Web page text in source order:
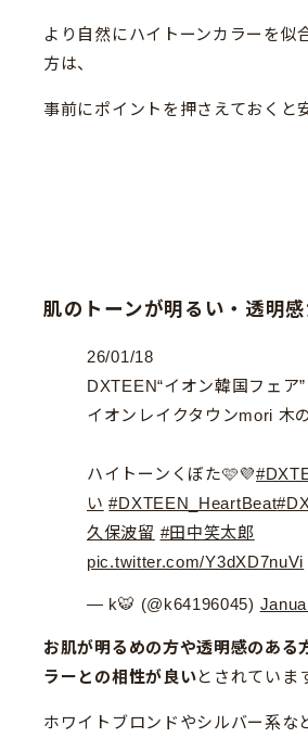
より自然にハイトーンカラーを似
方は、
事前にポイントを押さえておくと
肌のトーンが明るい・透明
26/01/18
DXTEEN“イオン韓国フェア
イオンレイクタウンmori 木
ハイトーンくぼた🩷💜
い #DXTEEN_HeartBeat
久保波留 #田中笑太郎
pic.twitter.com/Y3dXD7nuVi
— k🐯 (@k64196045)
お肌が明るめの方や透明感のある
ラーとの相性が良いとされていま
ホワイトブロンドやシルバー系な